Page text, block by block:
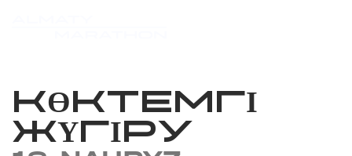
КӨКТЕМГІ
ЖҮГІРУ